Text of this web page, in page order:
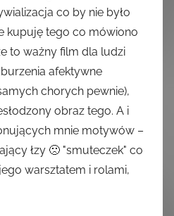
co by nie było
kupuję tego co mówiono
to ważny film dla ludzi
afektywne
chorych pewnie),
obraz tego. A i
mnie motywów –
łzy 🙁 "smuteczek" co
warsztatem i rolami,